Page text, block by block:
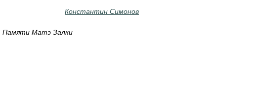
Константин Симонов
Памяти Матэ Залки